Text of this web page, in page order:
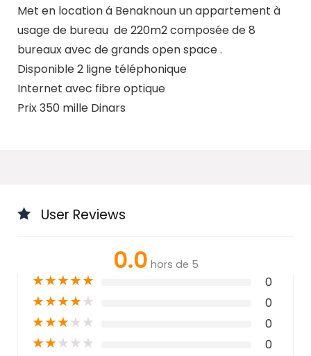
Met en location á Benaknoun un appartement à
usage de bureau de 220m2 composée de 8
bureaux avec de grands open space .
Disponible 2 ligne téléphonique
Internet avec fibre optique
Prix 350 mille Dinars
User Reviews
0.0 hors de 5
★★★★★ 0
★★★★★ 0
★★★★★ 0
★★★★★ 0